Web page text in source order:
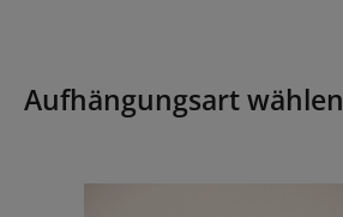
Aufhängungsart wählen